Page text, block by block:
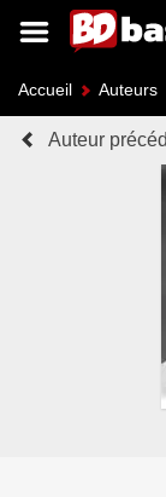
Accueil Auteurs
Auteur